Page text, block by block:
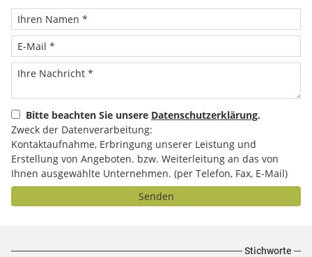
Bitte beachten Sie unsere Datenschutzerklärung.
Zweck der Datenverarbeitung:
Kontaktaufnahme, Erbringung unserer Leistung und
Erstellung von Angeboten. bzw. Weiterleitung an das von
Ihnen ausgewählte Unternehmen. (per Telefon, Fax, E-Mail)
Senden
Stichworte